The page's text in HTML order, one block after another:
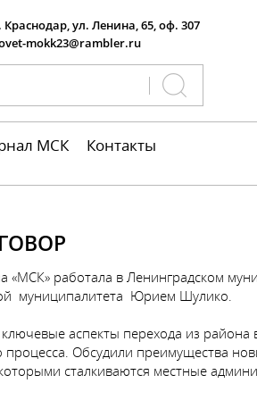
Краснодар, ул. Ленина, 65, оф. 307
mokk23@rambler.ru
МСК Контакты
«МСК» работала в Ленинградском
муниципалитета Юрием Шулико.
аспекты перехода из района
процесса. Обсудили преимущества
сталкиваются местные